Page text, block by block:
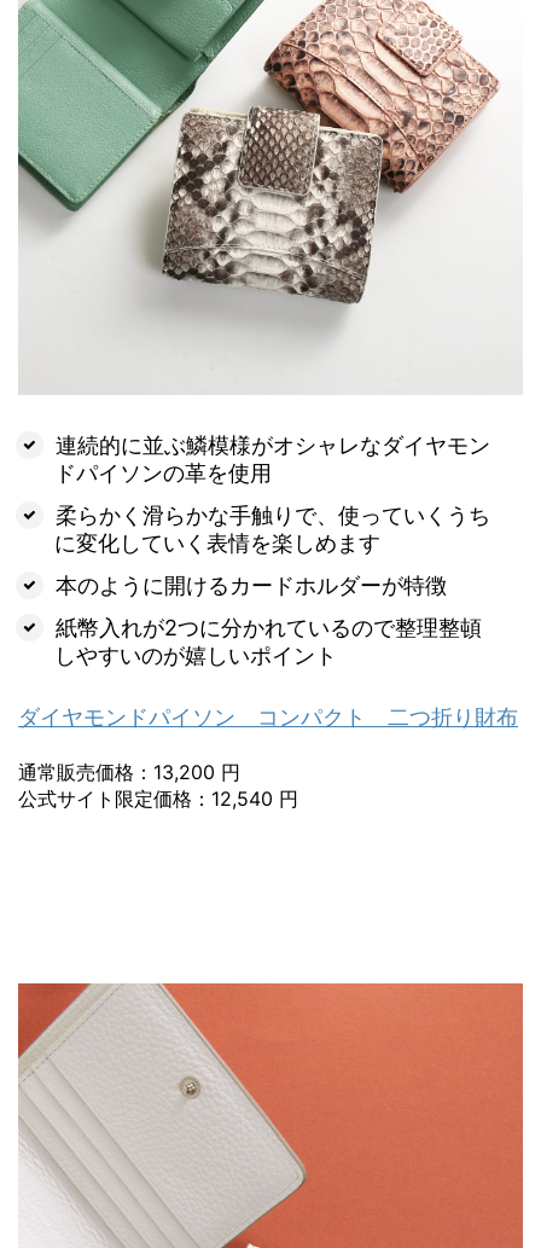
連続的に並ぶ鱗模様がオシャレなダイヤモン
ドパイソンの革を使用
柔らかく滑らかな手触りで、使っていくうち
に変化していく表情を楽しめます
本のように開けるカードホルダーが特徴
紙幣入れが2つに分かれているので整理整頓
しやすいのが嬉しいポイント
ダイヤモンドパイソン コンパクト 二つ折り財布
通常販売価格：13,200 円
公式サイト限定価格：12,540 円